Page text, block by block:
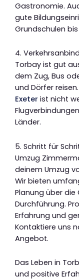
Gastronomie.
gute
Grundschulen
4.
Torbay ist gut
dem Zug, Bus
und Dörfer
Exeter ist nicht
Länder.
5. Schritt für
Umzug
deinem Umzug
Wir bieten
Planung über die
Durchführung.
Erfahrung und
Kontaktiere uns
Angebot.
Das Leben in
und positive